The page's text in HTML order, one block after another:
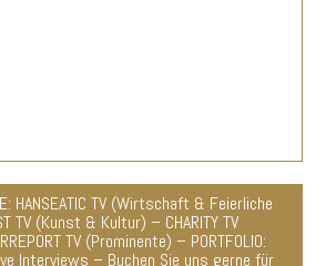
HANSEATIC TV (Wirtschaft & Feierliche
TV (Kunst & Kultur) – CHARITY TV
TV (Prominente) – PORTFOLIO:
Interviews – Buchen Sie uns gerne für